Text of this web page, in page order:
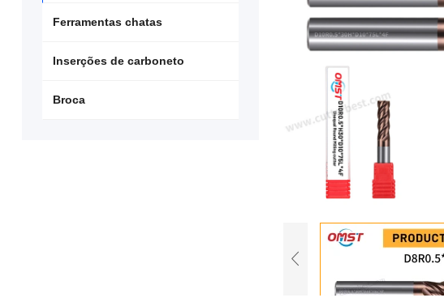
Ferramentas chatas
Inserções de carboneto
Broca